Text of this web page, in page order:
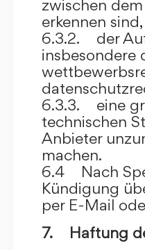
zwischen
erkennen sind,
6.3.2. der
insbesondere
6.3.3. eine
technischen
Anbieter
machen.
6.4 Nach
Kündigung
per E-Mail
7. Haftung